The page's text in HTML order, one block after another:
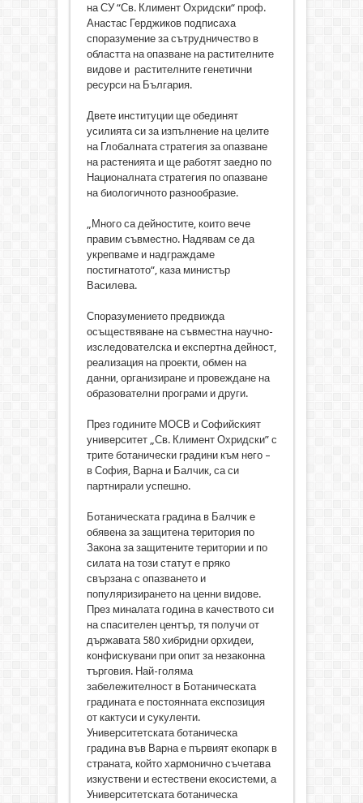
на СУ “Св. Климент Охридски“ проф.
Анастас Герджиков подписаха
споразумение за сътрудничество в
областта на опазване на растителните
видове и растителните генетични
ресурси на България.
Двете институции ще обединят
усилията си за изпълнение на целите
на Глобалната стратегия за опазване
на растенията и ще работят заедно по
Националната стратегия по опазване
на биологичното разнообразие.
„Много са дейностите, които вече
правим съвместно. Надявам се да
укрепваме и надграждаме
постигнатото“, каза министър
Василева.
Споразумението предвижда
осъществяване на съвместна научно-
изследователска и експертна дейност,
реализация на проекти, обмен на
данни, организиране и провеждане на
образователни програми и други.
През годините МОСВ и Софийският
университет „Св. Климент Охридски” с
трите ботанически градини към него –
в София, Варна и Балчик, са си
партнирали успешно.
Ботаническата градина в Балчик е
обявена за защитена територия по
Закона за защитените територии и по
силата на този статут е пряко
свързана с опазването и
популяризирането на ценни видове.
През миналата година в качеството си
на спасителен център, тя получи от
държавата 580 хибридни орхидеи,
конфискувани при опит за незаконна
търговия. Най-голяма
забележителност в Ботаническата
градината е постоянната експозиция
от кактуси и сукуленти.
Университетската ботаническа
градина във Варна е първият екопарк в
страната, който хармонично съчетава
изкуствени и естествени екосистеми, а
Университетската ботаническа